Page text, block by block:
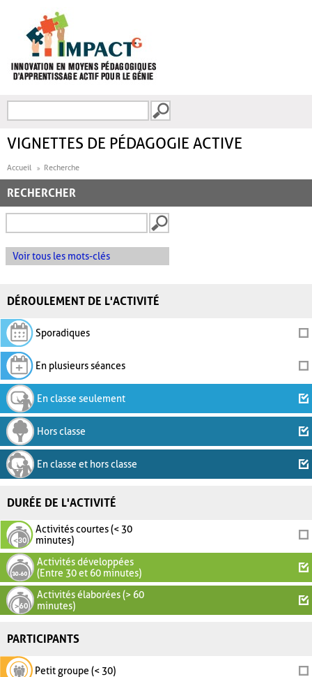
FORMULAIRE DE
VIGNETTES DE PÉDAGOGIE ACTIVE
Accueil Recherche
RECHERCHER
Voir tous les mots-clés
DÉROULEMENT DE L'ACTIVITÉ
Sporadiques
En plusieurs séances
En classe seulement
Hors classe
En classe et hors classe
DURÉE DE L'ACTIVITÉ
Activités courtes (< 30
minutes)
Activités développées
(Entre 30 et 60 minutes)
Activités élaborées (> 60
minutes)
PARTICIPANTS
Petit groupe (< 30)